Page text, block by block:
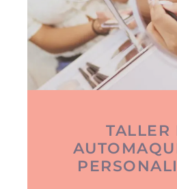
TALLER